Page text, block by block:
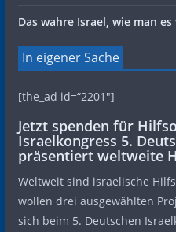
Das wahre Israel, wie man
In eigener Sache
[the_ad id=“2201″]
Jetzt spenden für
Israelkongress 5.
präsentiert weltweite
Weltweit sind israelische
wollen drei ausgewählten
sich beim 5. Deutschen